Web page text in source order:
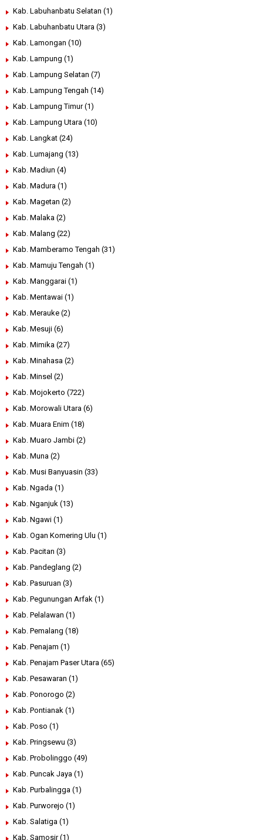
Kab. Labuhanbatu Selatan (1)
Kab. Labuhanbatu Utara (3)
Kab. Lamongan (10)
Kab. Lampung (1)
Kab. Lampung Selatan (7)
Kab. Lampung Tengah (14)
Kab. Lampung Timur (1)
Kab. Lampung Utara (10)
Kab. Langkat (24)
Kab. Lumajang (13)
Kab. Madiun (4)
Kab. Madura (1)
Kab. Magetan (2)
Kab. Malaka (2)
Kab. Malang (22)
Kab. Mamberamo Tengah (31)
Kab. Mamuju Tengah (1)
Kab. Manggarai (1)
Kab. Mentawai (1)
Kab. Merauke (2)
Kab. Mesuji (6)
Kab. Mimika (27)
Kab. Minahasa (2)
Kab. Minsel (2)
Kab. Mojokerto (722)
Kab. Morowali Utara (6)
Kab. Muara Enim (18)
Kab. Muaro Jambi (2)
Kab. Muna (2)
Kab. Musi Banyuasin (33)
Kab. Ngada (1)
Kab. Nganjuk (13)
Kab. Ngawi (1)
Kab. Ogan Komering Ulu (1)
Kab. Pacitan (3)
Kab. Pandeglang (2)
Kab. Pasuruan (3)
Kab. Pegunungan Arfak (1)
Kab. Pelalawan (1)
Kab. Pemalang (18)
Kab. Penajam (1)
Kab. Penajam Paser Utara (65)
Kab. Pesawaran (1)
Kab. Ponorogo (2)
Kab. Pontianak (1)
Kab. Poso (1)
Kab. Pringsewu (3)
Kab. Probolinggo (49)
Kab. Puncak Jaya (1)
Kab. Purbalingga (1)
Kab. Purworejo (1)
Kab. Salatiga (1)
Kab. Samosir (1)